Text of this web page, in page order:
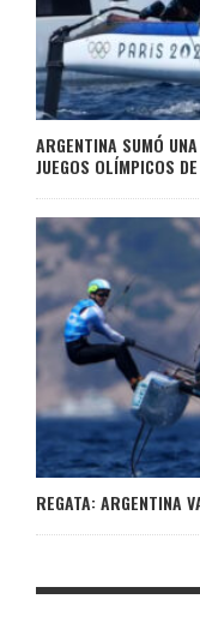
ARGENTINA SUMÓ
JUEGOS OLÍMPICOS
REGATA: ARGENTINA